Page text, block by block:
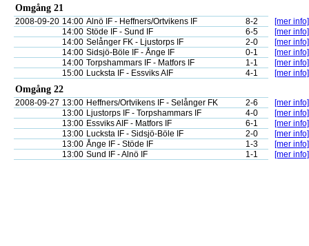
Omgång 21
2008-09-20 14:00 Alnö IF - Heffners/Ortvikens IF 8-2
[mer info]
14:00 Stöde IF - Sund IF 6-5
[mer info]
14:00 Selånger FK - Ljustorps IF 2-0
[mer info]
14:00 Sidsjö-Böle IF - Ånge IF 0-1
[mer info]
14:00 Torpshammars IF - Matfors IF 1-1
[mer info]
15:00 Lucksta IF - Essviks AIF 4-1 [mer info]
Omgång 22
2008-09-27 13:00 Heffners/Ortvikens IF - Selånger FK 2-6
[mer info]
13:00 Ljustorps IF - Torpshammars IF 4-0
[mer info]
13:00 Essviks AIF - Matfors IF 6-1
[mer info]
13:00 Lucksta IF - Sidsjö-Böle IF 2-0
[mer info]
13:00 Ånge IF - Stöde IF 1-3
[mer info]
13:00 Sund IF - Alnö IF 1-1 [mer info]